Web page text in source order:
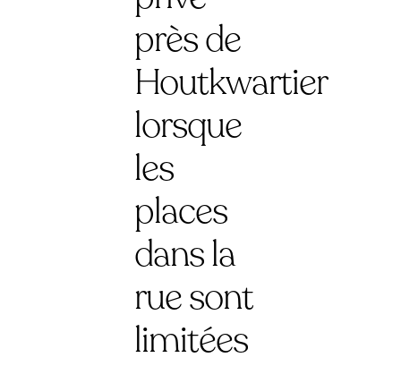
près de
Houtkwartier
lorsque
les
places
dans la
rue sont
limitées